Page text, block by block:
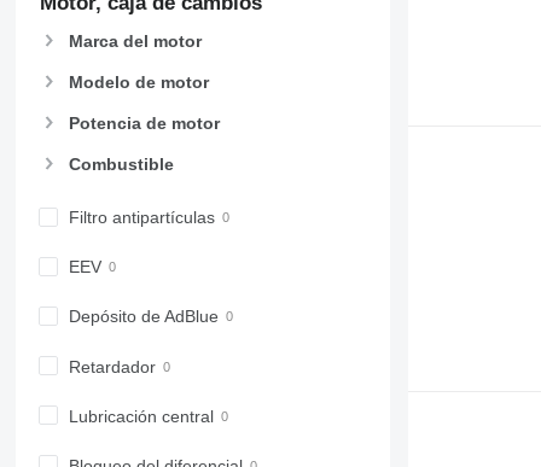
910
914
926
928
931
950
955
962
966
Marca del motor
Modelo de motor
Potencia de motor
Combustible
Filtro antipartículas
EEV
Depósito de AdBlue
Retardador
Lubricación central